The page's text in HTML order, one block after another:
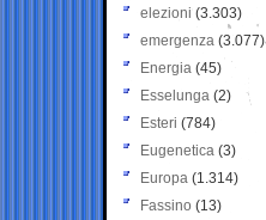
elezioni (3.303)
emergenza (3.077)
Energia (45)
Esselunga (2)
Esteri (784)
Eugenetica (3)
Europa (1.314)
Fassino (13)